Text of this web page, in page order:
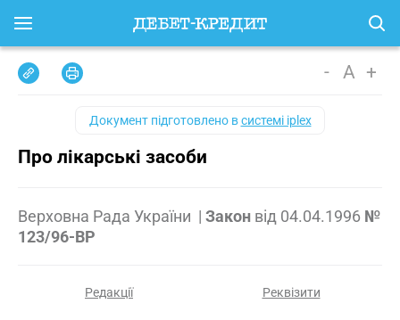
- A +
Документ підготовлено всистемі iplex
Про лікарські засоби
Верховна Рада України | Закон від 04.04.1996 №
123/96-ВР
Редакції Реквізити